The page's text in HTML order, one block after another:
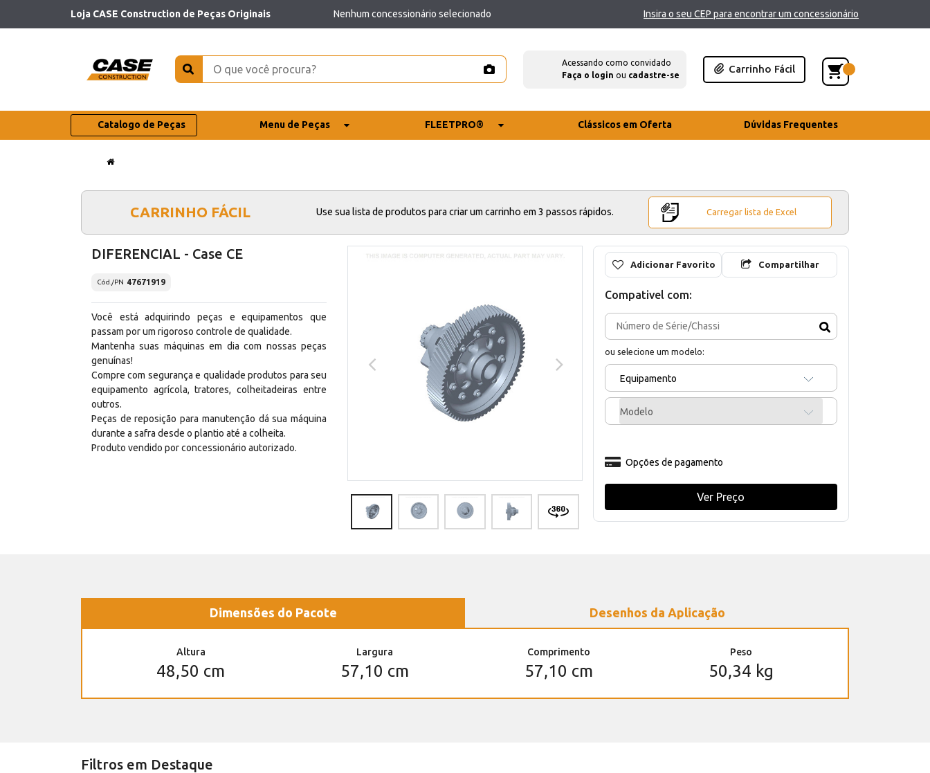
Loja CASE Construction de Peças Originais Nenhum concessionário selecionado Insira o seu CEP para encontrar um concessionário
Acessando como convidado
Faça o login ou cadastre-se
Carrinho Fácil
Catalogo de Peças Menu de Peças FLEETPRO® Clássicos em Oferta Dúvidas Frequentes
CARRINHO FÁCIL Use sua lista de produtos para criar um carrinho em 3 passos rápidos. Carregar lista de Excel
DIFERENCIAL - Case CE
Cód./PN 47671919
Você está adquirindo peças e equipamentos que
passam por um rigoroso controle de qualidade.
Mantenha suas máquinas em dia com nossas peças
genuínas!
Compre com segurança e qualidade produtos para seu
equipamento agrícola, tratores, colheitadeiras entre
outros.
Peças de reposição para manutenção dá sua máquina
durante a safra desde o plantio até a colheita.
Produto vendido por concessionário autorizado.
Adicionar Favorito Compartilhar
Compativel com:
ou selecione um modelo:
Equipamento
Modelo
Opções de pagamento
Ver Preço
Dimensões do Pacote Desenhos da Aplicação
Altura
48,50 cm
Largura
57,10 cm
Comprimento
57,10 cm
Peso
50,34 kg
Filtros em Destaque